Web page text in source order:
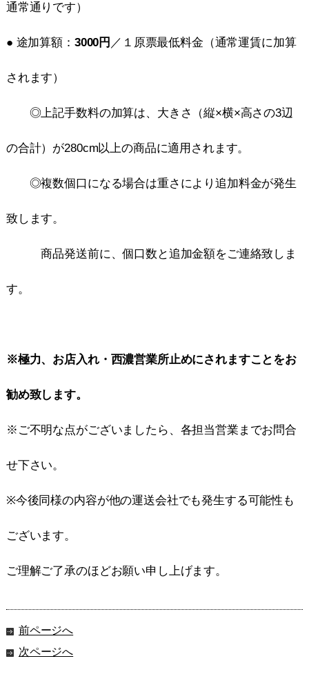
通常通りです）
● 途加算額： 3000円 ／１原票最低料金（通常運賃に加算
されます）
◎上記手数料の加算は、大きさ（縦×横×高さの3辺
の合計）が280cm以上の商品に適用されます。
◎複数個口になる場合は重さにより追加料金が発生
致します。
商品発送前に、個口数と追加金額をご連絡致しま
す。
※極力、お店入れ・西濃営業所止めにされますことをお
勧め致します。
※ご不明な点がございましたら、各担当営業までお問合
せ下さい。
※今後同様の内容が他の運送会社でも発生する可能性も
ございます。
ご理解ご了承のほどお願い申し上げます。
前ページへ
次ページへ